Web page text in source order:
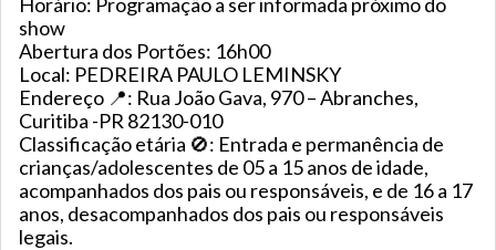
show
Abertura dos Portões: 16h00
Local: PEDREIRA PAULO LEMINSKY
Endereço 📍: Rua João Gava, 970 – Abranches,
Curitiba -PR 82130-010
Classificação etária 🚫: Entrada e permanência de
crianças/adolescentes de 05 a 15 anos de idade,
acompanhados dos pais ou responsáveis, e de 16 a 17
anos, desacompanhados dos pais ou responsáveis
legais.